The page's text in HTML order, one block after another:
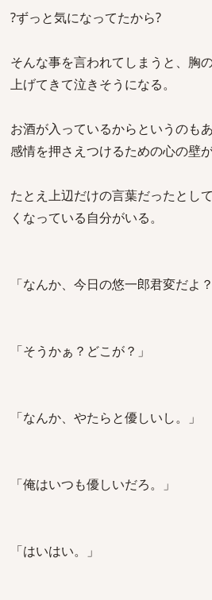
?ずっと気になってたから?
そんな事を言われてしまうと、胸
上げてきて泣きそうになる。
お酒が入っているからというのも
感情を押さえつけるための心の壁
たとえ上辺だけの言葉だったとし
くなっている自分がいる。
「なんか、今日の悠一郎君変だよ？
「そうかぁ？どこが？」
「なんか、やたらと優しいし。」
「俺はいつも優しいだろ。」
「はいはい。」